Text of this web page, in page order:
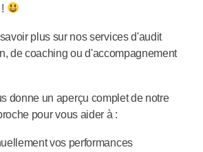
plus sur nos services d'audit
de coaching ou d'accompagnement
donne un aperçu complet de notre
pour vous aider à :
vos performances